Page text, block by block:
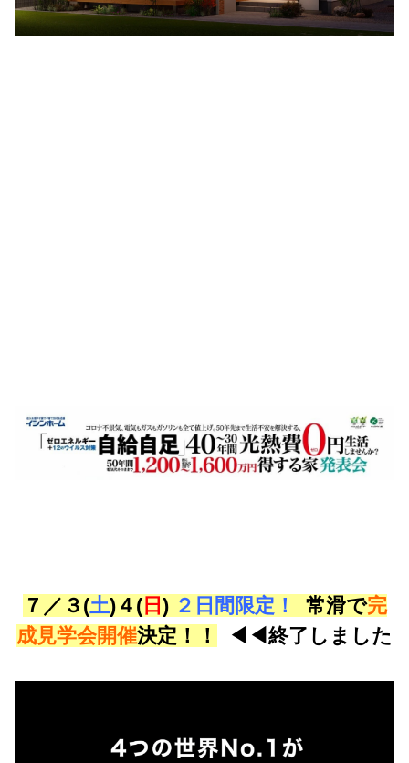
７／３(土)４(日 ) ２日間限定！ 常滑で完
成見学会開催決定！！ ◀◀終了しました